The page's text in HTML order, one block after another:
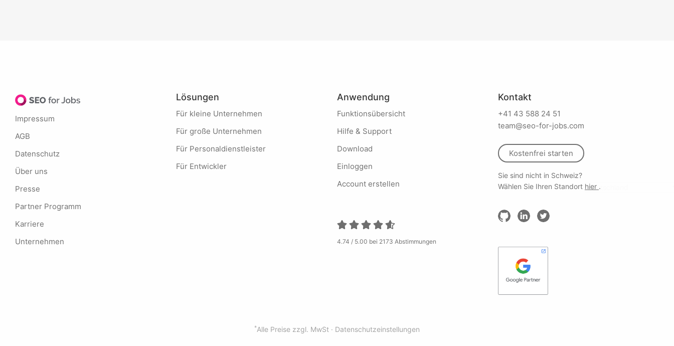
Impressum
AGB
Datenschutz
Über uns
Presse
Partner Programm
Karriere
Unternehmen
Lösungen
Für kleine Unternehmen
Für große Unternehmen
Für Personaldienstleister
Für Entwickler
Anwendung
Funktionsübersicht
Hilfe & Support
Download
Einloggen
Account erstellen
4.74 / 5.00 bei 2173 Abstimmungen
Kontakt
+41 43 588 24 51
team@seo-for-jobs.com
Kostenfrei starten
Sie sind nicht in Schweiz?
Wählen Sie Ihren Standort hier .
*Alle Preise zzgl. MwSt · Datenschutzeinstellungen